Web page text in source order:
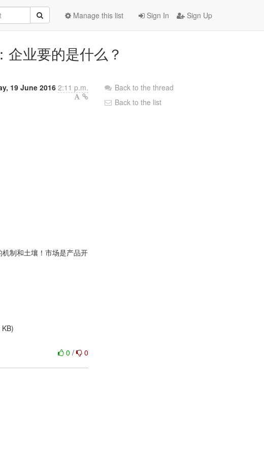
Sign In Sign Up
Manage this list
业要的是什么？
19 June 2016 2:11 p.m.
制和土壤！市场是产品开
0/ 0
Back to the thread
Back to the list